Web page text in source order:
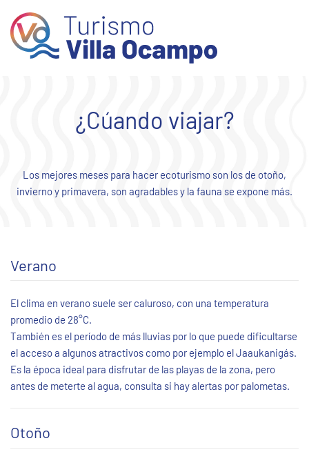
Skip to main content
¿Cúando viajar?
Los mejores meses para hacer ecoturismo son los de otoño,
invierno y primavera, son agradables y la fauna se expone más.
Verano
El clima en verano suele ser caluroso, con una temperatura
promedio de 28°C.
También es el período de más lluvias por lo que puede dificultarse
el acceso a algunos atractivos como por ejemplo el Jaaukanigás.
Es la época ideal para disfrutar de las playas de la zona, pero
antes de meterte al agua, consulta si hay alertas por palometas.
Otoño